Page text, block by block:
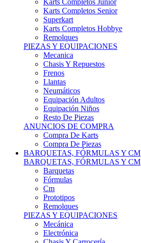
Superkart
Karts Completos Hobbye
Remolques
PIEZAS Y EQUIPACIONES
Mecanica
Chasis Y Repuestos
Frenos
Llantas
Neumáticos
Equipación Adultos
Equipación Niños
Resto De Piezas
ANUNCIOS DE COMPRA
Compra De Karts
Compra De Piezas
BARQUETAS, FÓRMULAS Y CM
BARQUETAS, FÓRMULAS Y CM
Barquetas
Fórmulas
Cm
Prototipos
Remolques
PIEZAS Y EQUIPACIONES
Mecánica
Electrónica
Chasis Y Carrocería
Suspensiones